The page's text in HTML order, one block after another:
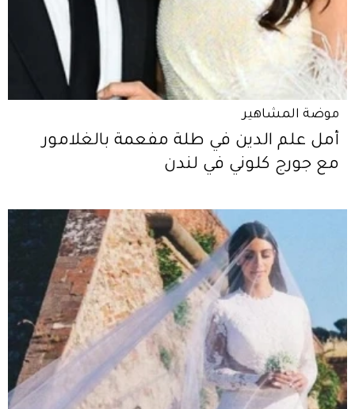
موضة المشاهير
أمل علم الدين في طلة مفعمة بالغلامور
مع جورج كلوني في لندن